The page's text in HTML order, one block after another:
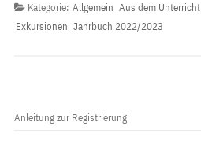
Kategorie: Allgemein Aus dem Unterricht
Exkursionen Jahrbuch 2022/2023
Anleitung zur Registrierung